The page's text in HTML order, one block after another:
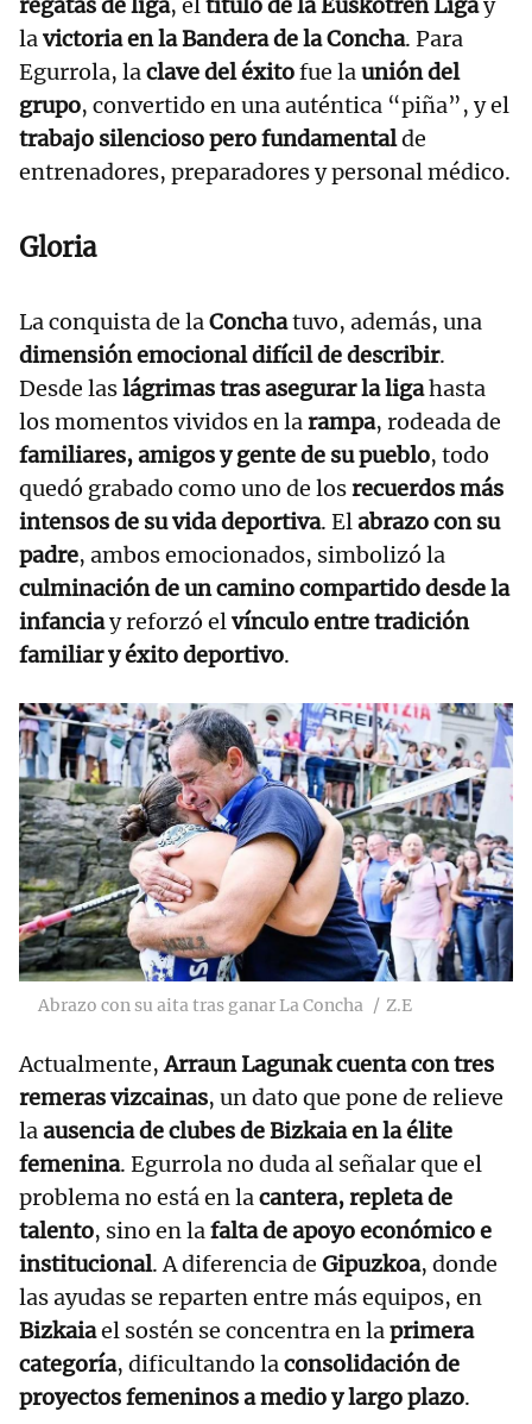
regatas de liga, eltítulo de la Euskotren Ligay
lavictoria en la Bandera de la Concha. Para
Egurrola, laclave del éxitofue launión del
grupo, convertido en una auténtica “piña”, y el
trabajo silencioso pero fundamentalde
entrenadores, preparadores y personal médico.
Gloria
La conquista de laConchatuvo, además, una
dimensión emocional difícil de describir.
Desde laslágrimas tras asegurar la ligahasta
los momentos vividos en larampa, rodeada de
familiares, amigos y gente de su pueblo, todo
quedó grabado como uno de losrecuerdos más
intensos de su vida deportiva. Elabrazo con su
padre, ambos emocionados, simbolizó la
culminación de un camino compartido desde la
infanciay reforzó elvínculo entre tradición
familiar y éxito deportivo.
Abrazo con su aita tras ganar La Concha Z.E
Actualmente,Arraun Lagunak cuenta con tres
remeras vizcainas, un dato que pone de relieve
laausencia de clubes de Bizkaia en la élite
femenina. Egurrola no duda al señalar que el
problema no está en lacantera, repleta de
talento, sino en lafalta de apoyo económico e
institucional. A diferencia de Gipuzkoa, donde
las ayudas se reparten entre más equipos, en
Bizkaiael sostén se concentra en laprimera
categoría, dificultando laconsolidación de
proyectos femeninos a medio y largo plazo.